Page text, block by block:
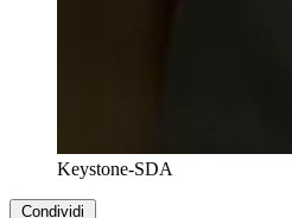
Keystone-SDA
Condividi